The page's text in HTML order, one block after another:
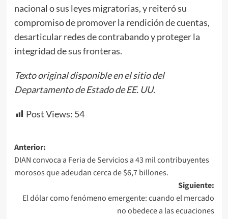
nacional o sus leyes migratorias, y reiteró su
compromiso de promover la rendición de cuentas,
desarticular redes de contrabando y proteger la
integridad de sus fronteras.
Texto original disponible en el sitio del
Departamento de Estado de EE. UU.
Post Views: 54
Navegación
de
entradas
Anterior:
DIAN convoca a Feria de Servicios a 43 mil contribuyentes
morosos que adeudan cerca de $6,7 billones.
Siguiente:
El dólar como fenómeno emergente: cuando el mercado
no obedece a las ecuaciones